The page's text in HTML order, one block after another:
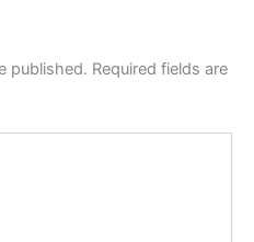
published. Required fields are